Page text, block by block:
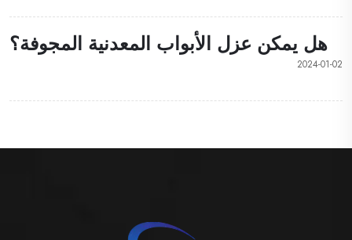
هل يمكن عزل الأبواب المعدنية المجوفة؟
2024-01-02